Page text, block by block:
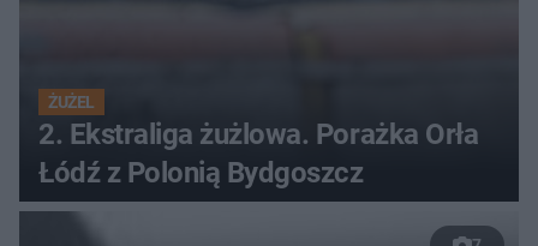
ŻUŻEL
2. Ekstraliga żużlowa. Porażka Orła
Łódź z Polonią Bydgoszcz